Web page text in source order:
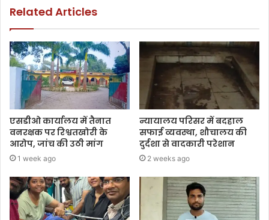
Related Articles
एसडीओ कार्यालय में तैनात
वनरक्षक पर रिश्वतखोरी के
आरोप, जांच की उठी मांग
1 week ago
न्यायालय परिसर में बदहाल
सफाई व्यवस्था, शौचालय की
दुर्दशा से वादकारी परेशान
2 weeks ago